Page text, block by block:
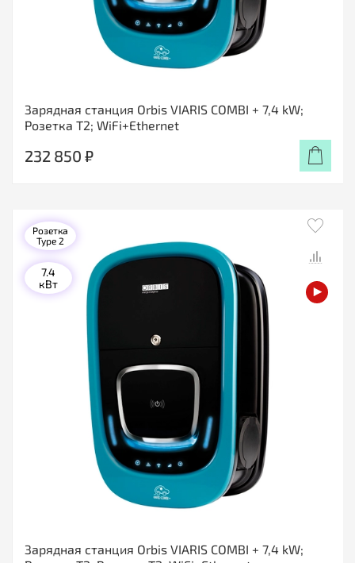
Зарядная станция Orbis VIARIS COMBI + 7,4 kW;
Розетка T2; WiFi+Ethernet
232 850 ₽
Зарядная станция Orbis VIARIS COMBI + 7,4 kW;
Розетка
Type 2
7.4
кВт